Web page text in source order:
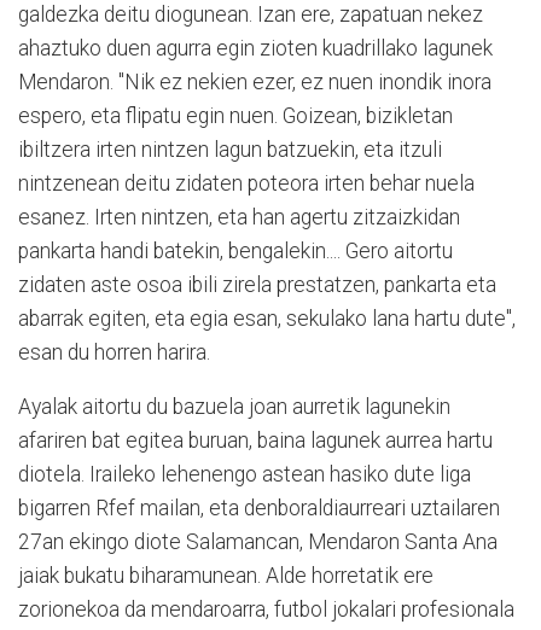
galdezka deitu diogunean. Izan ere, zapatuan nekez
ahaztuko duen agurra egin zioten kuadrillako lagunek
Mendaron. "Nik ez nekien ezer, ez nuen inondik inora
espero, eta flipatu egin nuen. Goizean, bizikletan
ibiltzera irten nintzen lagun batzuekin, eta itzuli
nintzenean deitu zidaten poteora irten behar nuela
esanez. Irten nintzen, eta han agertu zitzaizkidan
pankarta handi batekin, bengalekin.... Gero aitortu
zidaten aste osoa ibili zirela prestatzen, pankarta eta
abarrak egiten, eta egia esan, sekulako lana hartu dute",
esan du horren harira.
Ayalak aitortu du bazuela joan aurretik lagunekin
afariren bat egitea buruan, baina lagunek aurrea hartu
diotela. Iraileko lehenengo astean hasiko dute liga
bigarren Rfef mailan, eta denboraldiaurreari uztailaren
27an ekingo diote Salamancan, Mendaron Santa Ana
jaiak bukatu biharamunean. Alde horretatik ere
zorionekoa da mendaroarra, futbol jokalari profesionala